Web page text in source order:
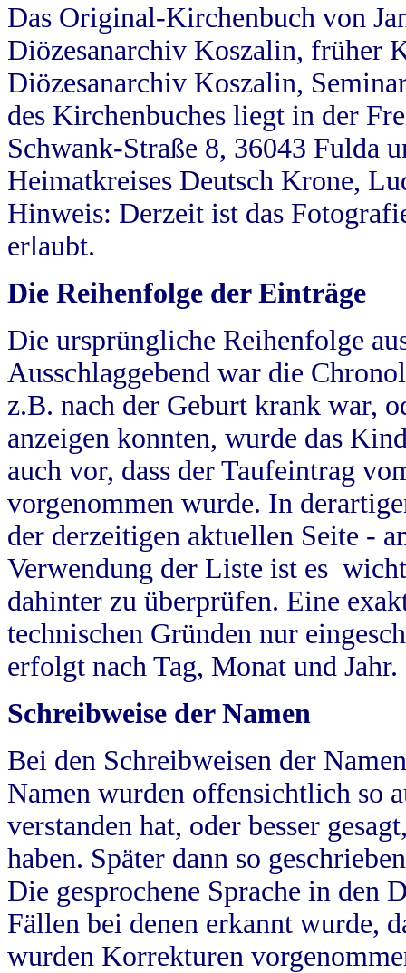
Das Original-Kirchenbuch von
Diözesanarchiv Koszalin, früher
Diözesanarchiv Koszalin,
des Kirchenbuches liegt in der
Schwank-Straße 8, 36043 Fulda
Heimatkreises Deutsch Krone,
Hinweis: Derzeit ist das
erlaubt.
Die Reihenfolge der Einträge
Die ursprüngliche Reihenfolge
Ausschlaggebend war die
z.B. nach der Geburt krank war,
anzeigen konnten, wurde das
auch vor, dass der Taufeintrag
vorgenommen wurde. In
der derzeitigen aktuellen Seite -
Verwendung der Liste ist es
dahinter zu überprüfen. Eine
technischen Gründen nur
erfolgt nach Tag, Monat und Jahr.
Schreibweise der Namen
Bei den Schreibweisen der
Namen wurden offensichtlich so
verstanden hat, oder besser
haben. Später dann so
Die gesprochene Sprache in
Fällen bei denen erkannt wurde,
wurden Korrekturen